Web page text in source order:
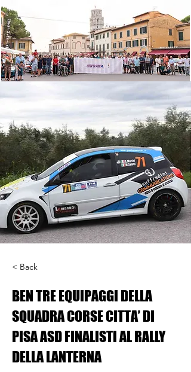
< Back
BEN TRE EQUIPAGGI DELLA
SQUADRA CORSE CITTA’ DI
PISA ASD FINALISTI AL RALLY
DELLA LANTERNA